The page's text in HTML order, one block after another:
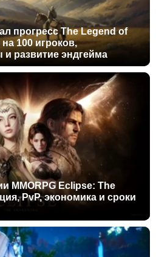
прогресс The Legend of
100 игроков,
развитие эндгейма
MMORPG Eclipse: The
PvP, экономика и сроки